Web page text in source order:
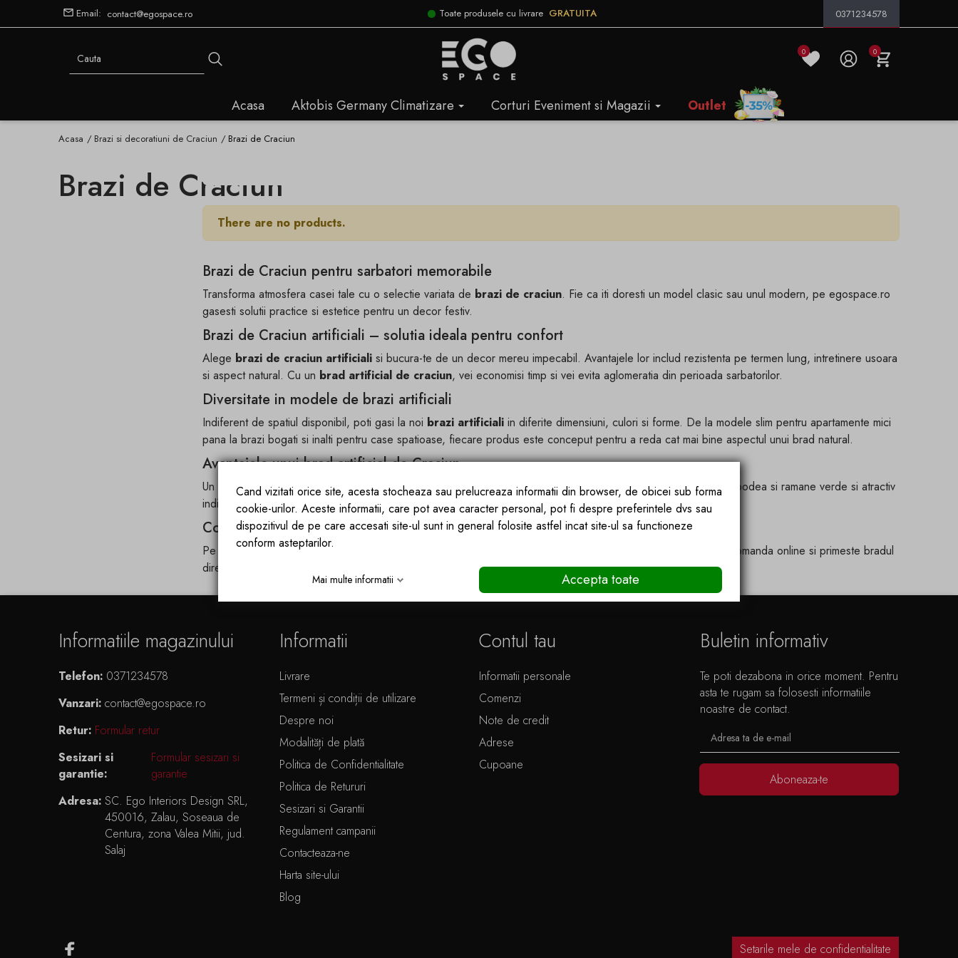
Email: contact@egospace.ro Toate produsele cu livrare GRATUITA 0371234578
0 0
Acasa Aktobis Germany Climatizare Corturi Eveniment si Magazii Outlet
Acasa Brazi si decoratiuni de Craciun Brazi de Craciun
Brazi de Craciun
There are no products.
Brazi de Craciun pentru sarbatori memorabile
Transforma atmosfera casei tale cu o selectie variata de brazi de craciun. Fie ca iti doresti un model clasic sau unul modern, pe egospace.ro
gasesti solutii practice si estetice pentru un decor festiv.
Brazi de Craciun artificiali – solutia ideala pentru confort
Alege brazi de craciun artificialisi bucura-te de un decor mereu impecabil. Avantajele lor includ rezistenta pe termen lung, intretinere usoara
si aspect natural. Cu un brad artificial de craciun, vei economisi timp si vei evita aglomeratia din perioada sarbatorilor.
Diversitate in modele de brazi artificiali
Indiferent de spatiul disponibil, poti gasi la noi brazi artificialiin diferite dimensiuni, culori si forme. De la modele slim pentru apartamente mici
pana la brazi bogati si inalti pentru case spatioase, fiecare produs este conceput pentru a reda cat mai bine aspectul unui brad natural.
Avantajele unui brad artificial de Craciun
Un brad artificial de craciuniti permite sa decorezi in fiecare an fara griji. Nu necesita apa, nu lasa ace pe podea si ramane verde si atractiv
indiferent de temperatura din casa. In plus, reprezinta o alegere ecologica si economica.
Comanda online brazi de Craciun
Pe egospace.rogasestibrazi de craciun artificiali
de calitate superioara, usor de montat si de depozitat. Comanda online si primeste bradul
direct la tine acasa, pregatit sa devina piesa centrala a sarbatorilor de iarna.
Informatiile magazinului
Telefon: 0371234578
Vanzari: contact@egospace.ro
Retur: Formular retur
Sesizari si
garantie:
Formular sesizari si
garantie
Adresa: SC. Ego Interiors Design SRL,
450016, Zalau, Soseaua de
Centura, zona Valea Mitii, jud.
Salaj
Informatii
Livrare
Termeni și condiții de utilizare
Despre noi
Modalități de plată
Politica de Confidentialitate
Politica de Retururi
Sesizari si Garantii
Regulament campanii
Contacteaza-ne
Harta site-ului
Blog
Contul tau
Informatii personale
Comenzi
Note de credit
Adrese
Cupoane
Buletin informativ
Te poti dezabona in orice moment. Pentru
asta te rugam sa folosesti informatiile
noastre de contact.
Aboneaza-te
Setarile mele de confidentialitate
Cand vizitati orice site, acesta stocheaza sau prelucreaza informatii din browser, de obicei sub forma
cookie-urilor. Aceste informatii, care pot avea caracter personal, pot fi despre preferintele dvs sau
dispozitivul de pe care accesati site-ul sunt in general folosite astfel incat site-ul sa functioneze
conform asteptarilor.
Mai multe informatii Accepta toate